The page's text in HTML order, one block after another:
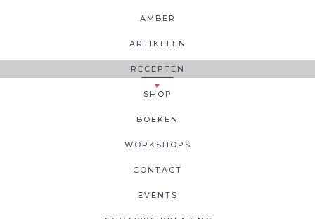
AMBER
ARTIKELEN
RECEPTEN
SHOP
BOEKEN
WORKSHOPS
CONTACT
EVENTS